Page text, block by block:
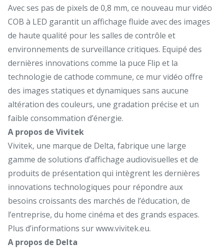
Avec ses pas de pixels de 0,8 mm, ce nouveau mur vidéo
COB à LED garantit un affichage fluide avec des images
de haute qualité pour les salles de contrôle et
environnements de surveillance critiques. Equipé des
dernières innovations comme la puce Flip et la
technologie de cathode commune, ce mur vidéo offre
des images statiques et dynamiques sans aucune
altération des couleurs, une gradation précise et un
faible consommation d’énergie.
A propos de Vivitek
Vivitek, une marque de Delta, fabrique une large
gamme de solutions d’affichage audiovisuelles et de
produits de présentation qui intègrent les dernières
innovations technologiques pour répondre aux
besoins croissants des marchés de l’éducation, de
l’entreprise, du home cinéma et des grands espaces.
Plus d’informations surwww.vivitek.eu.
A propos de Delta